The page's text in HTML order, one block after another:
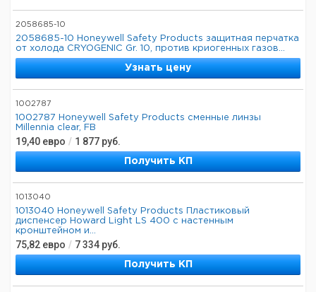
2058685-10
2058685-10 Honeywell Safety Products защитная перчатка
от холода CRYOGENIC Gr. 10, против криогенных газов...
Узнать цену
1002787
1002787 Honeywell Safety Products сменные линзы
Millennia clear, FB
19,40 евро / 1 877 руб.
Получить КП
1013040
1013040 Honeywell Safety Products Пластиковый
диспенсер Howard Light LS 400 с настенным
кронштейном и...
75,82 евро / 7 334 руб.
Получить КП